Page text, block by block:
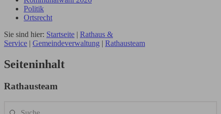
Politik
Ortsrecht
Sie sind hier: Startseite | Rathaus &
Service | Gemeindeverwaltung | Rathausteam
Seiteninhalt
Rathausteam